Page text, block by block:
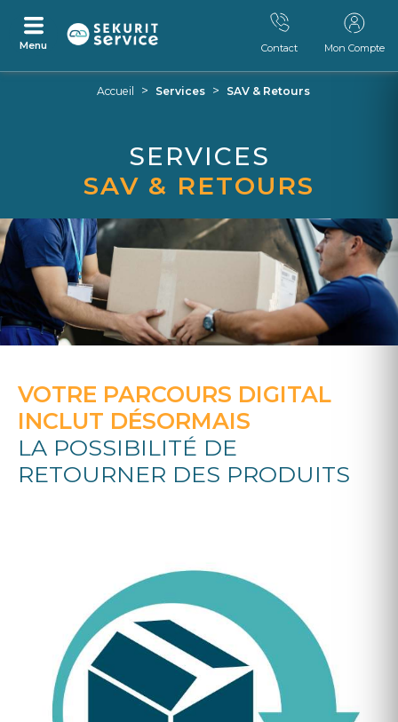
Aller
Aller
Menu Mon Compte
Contact
Accueil > Services > SAV & Retours
SERVICES
SAV & RETOURS
VOTRE PARCOURS DIGITAL
INCLUT DÉSORMAIS
LA POSSIBILITÉ DE
RETOURNER DES PRODUITS